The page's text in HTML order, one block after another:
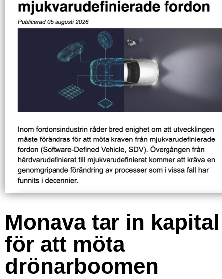
Monava tar in kapital
för att möta
drönarboomen